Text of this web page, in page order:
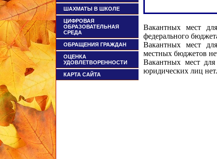
ШАХМАТЫ В ШКОЛЕ
ЦИФРОВАЯ
ОБРАЗОВАТЕЛЬНАЯ
СРЕДА
ОБРАЩЕНИЯ ГРАЖДАН
ОЦЕНКА
УДОВЛЕТВОРЕННОСТИ
КАРТА САЙТА
Вакантных мест
федерального
Вакантных мест
местных бюджетов
Вакантных мест
юридических лиц